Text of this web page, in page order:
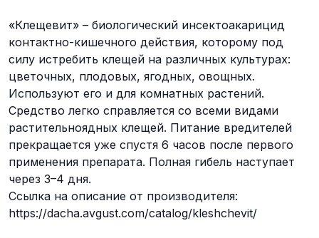
«Клещевит» – биологический инсектоакарицид
контактно-кишечного действия, которому под
силу истребить клещей на различных культурах:
цветочных, плодовых, ягодных, овощных.
Используют его и для комнатных растений.
Средство легко справляется со всеми видами
растительноядных клещей. Питание вредителей
прекращается уже спустя 6 часов после первого
применения препарата. Полная гибель наступает
через 3–4 дня.
Ссылка на описание от производителя:
https://dacha.avgust.com/catalog/kleshchevit/